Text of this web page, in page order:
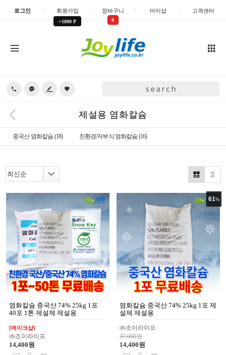
로그인 회원가입
+1000 P
장바구니
0
마이샵 고객센터
제설용 염화칼슘
중국산 염화칼슘 (18) 친환경/저부식 염화칼슘 (16)
염화칼슘 중국산 74% 25kg 1포
40포 1톤 제설제 제설용
[메이크샵]
㈜조이라이프
14,400원
61%
염화칼슘 중국산 74% 25kg 1포 제
설제 제설용
㈜조이라이프
37,000원
14,400원